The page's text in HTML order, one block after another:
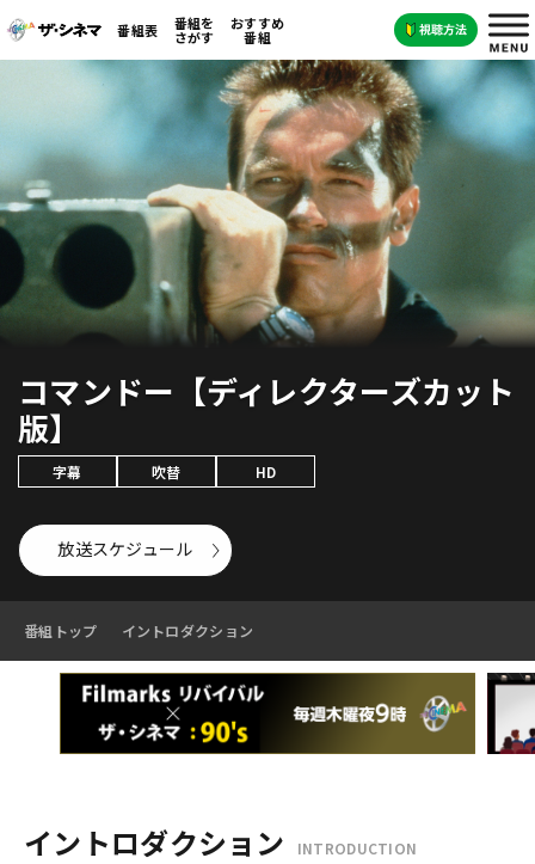
番組表 番組を
さがす
おすすめ
番組
コマンドー【ディレクターズカット
版】
字幕 吹替 HD
放送スケジュール
番組トップ イントロダクション
イントロダクション INTRODUCTION